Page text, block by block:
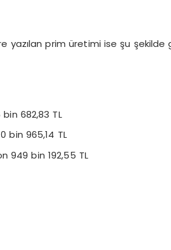
yazılan prim üretimi ise şu şekilde
682,83 TL
bin 965,14 TL
949 bin 192,55 TL